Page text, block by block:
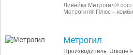
Линейка Метрогил®
Метрогил® Плюс –
Метрогил
Производитель: Unique